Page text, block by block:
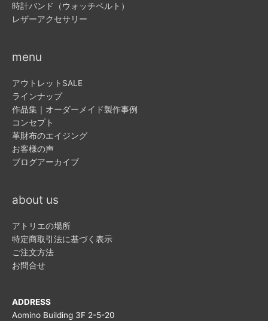
時計バンド（ウォッチベルト）
レザーアクセサリー
menu
アウトレットSALE
ラインナップ
作品集｜オーダーメイド製作事例
コンセプト
革財布のエイジング
お客様の声
ブログアーカイブ
about us
アトリエの場所
特定商取引法に基づく表示
ご注文方法
お問合せ
ADDRESS
Aomino Building 3F 2-5-20